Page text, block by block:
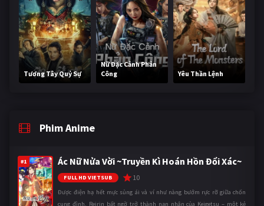
Tương Tây Quỷ Sự
Nữ Đặc Cảnh Phản
Công
Yêu Thần Lệnh
Phim Anime
#1 Ác Nữ Nửa Vời ~Truyền Kì Hoán Hồn Đổi Xác~
FULL HD VIETSUB 10
Được điện hạ hết mực sủng ái và ví như nàng bướm rực rỡ giữa chốn
cung đình, Reirin bất ngờ trở thành nạn nhân của Keigetsu – một kẻ